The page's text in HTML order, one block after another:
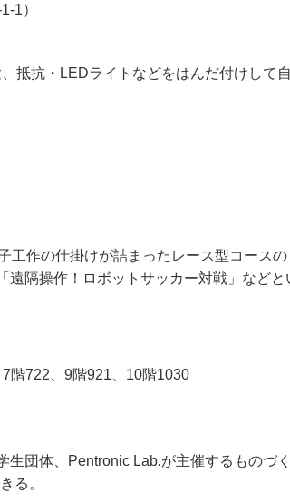
1）
抗・LEDライトなどをはんだ付けして
作の仕掛けが詰まったレース型コース
隔操作！ロボットサッカー対戦」など
階722、9階921、10階1030
団体、Pentronic Lab.が主催するものづ
る。